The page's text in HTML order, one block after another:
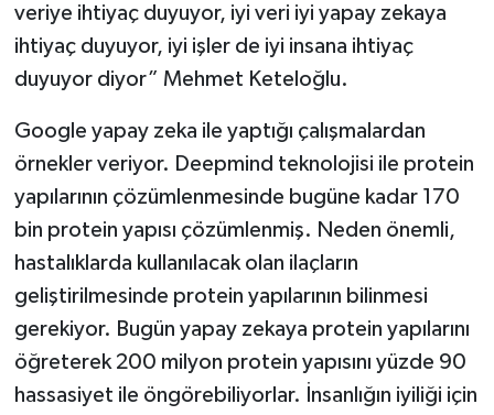
veriye ihtiyaç duyuyor, iyi veri iyi yapay zekaya
ihtiyaç duyuyor, iyi işler de iyi insana ihtiyaç
duyuyor diyor” Mehmet Keteloğlu.
Google yapay zeka ile yaptığı çalışmalardan
örnekler veriyor. Deepmind teknolojisi ile protein
yapılarının çözümlenmesinde bugüne kadar 170
bin protein yapısı çözümlenmiş. Neden önemli,
hastalıklarda kullanılacak olan ilaçların
geliştirilmesinde protein yapılarının bilinmesi
gerekiyor. Bugün yapay zekaya protein yapılarını
öğreterek 200 milyon protein yapısını yüzde 90
hassasiyet ile öngörebiliyorlar. İnsanlığın iyiliği için